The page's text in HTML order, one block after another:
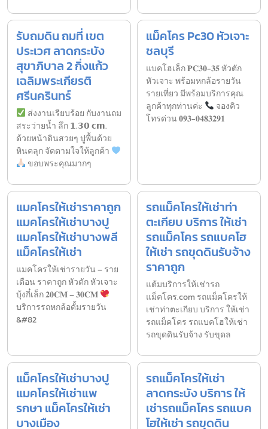
รับถมดิน ถมที่ เขต
ประเวศ ลาดกระบัง
สุขาภิบาล 2 กิ่งแก้ว
เฉลิมพระเกียรติ
ศรีนครินทร์
ส่งงานเรียบร้อย กับงานถม
สระว่ายน้ำ ลึก 𝟭.𝟯𝟬 𝗰𝗺.
ด้วยหน้าดินสวยๆ ปูพื้นด้วย
หินคลุก จัดตามใจให้ลูกค้า
ขอบพระคุณมากๆ
แม็คโคร Pc30 หัวเจาะ
ชลบุรี
แบคโฮเล็ก 𝐏𝐂𝟑𝟎-𝟑𝟓 หัวตัก
หัวเจาะ พร้อมหกล้อรายวัน
รายเที่ยว มีพร้อมบริการคุณ
ลูกค้าทุกท่านค่ะ
จองคิว
โทรด่วน 𝟎𝟗𝟑-𝟎𝟒𝟖𝟑𝟐𝟗𝟏
แมคโครให้เช่าราคาถูก
แมคโครให้เช่าบางปู
แมคโครให้เช่าบางพลี
แม็คโครให้เช่า
แมคโครให้เช่ารายวัน – ราย
เดือน ราคาถูก หัวตัก หัวเจาะ
บุ้งกี๋เล็ก 𝟐𝟎𝐂𝐌 – 𝟑𝟎𝐂𝐌
บริการรถหกล้อดั้มรายวัน
&#82
รถแม็คโครให้เช่าท่า
ตะเกียบ บริการ ให้เช่า
รถแม็คโคร รถแบคโฮ
ให้เช่า รถขุดดินรับจ้าง
ราคาถูก
แต้มบริการให้เช่ารถ
แม็คโคร.com รถแม็คโครให้
เช่าท่าตะเกียบ บริการ ให้เช่า
รถแม็คโคร รถแบคโฮให้เช่า
รถขุดดินรับจ้าง รับขุดล
แม็คโครให้เช่าบางปู
แมคโครให้เช่าแพ
รกษา แม็คโครให้เช่า
บางเมือง
รถแม็คโครให้เช่า
ลาดกระบัง บริการ ให้
เช่ารถแม็คโคร รถแบค
โฮให้เช่า รถขุดดิน